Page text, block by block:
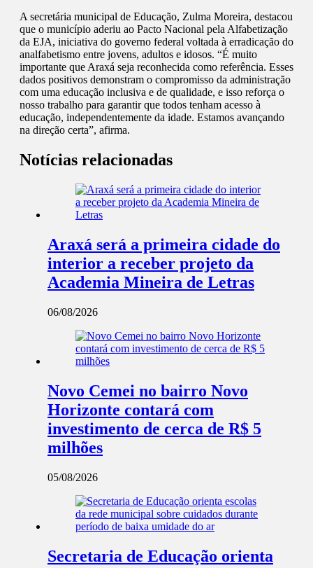
A secretária municipal de Educação, Zulma Moreira, destacou
que o município aderiu ao Pacto Nacional pela Alfabetização
da EJA, iniciativa do governo federal voltada à erradicação do
analfabetismo entre jovens, adultos e idosos. “É muito
importante que Araxá seja reconhecida como referência. Esses
dados positivos demonstram o compromisso da administração
com uma educação inclusiva e de qualidade, e isso reforça o
nosso trabalho para garantir que todos tenham acesso à
educação, independentemente da idade. Estamos avançando
na direção certa”, afirma.
Notícias relacionadas
Araxá será a primeira cidade do
interior a receber projeto da
Academia Mineira de Letras
06/08/2026
Novo Cemei no bairro Novo
Horizonte contará com
investimento de cerca de R$ 5
milhões
05/08/2026
Secretaria de Educação orienta